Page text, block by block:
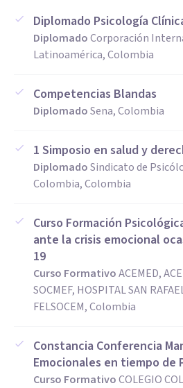
Diplomado Psicología
DiplomadoCorporación
Latinoamérica, Colombia
Competencias Blandas
DiplomadoSena, Colombia
1 Simposio en salud y
DiplomadoSindicato de
Colombia, Colombia
Curso Formación
ante la crisis emocional
19
Curso FormativoACEMED,
SOCMEF, HOSPITAL SAN
FELSOCEM, Colombia
Constancia Conferencia
Emocionales en tiempo de
Curso FormativoCOLEGIO